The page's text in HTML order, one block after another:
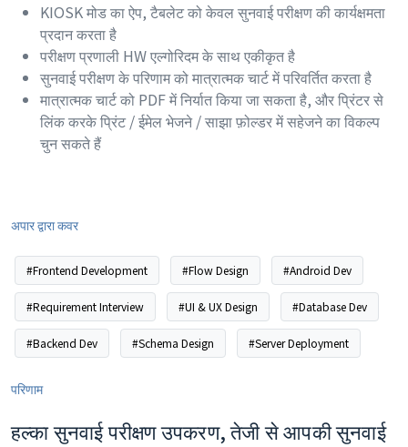
KIOSK मोड का ऐप, टैबलेट को केवल सुनवाई परीक्षण की कार्यक्षमता
प्रदान करता है
परीक्षण प्रणाली HW एल्गोरिदम के साथ एकीकृत है
सुनवाई परीक्षण के परिणाम को मात्रात्मक चार्ट में परिवर्तित करता है
मात्रात्मक चार्ट को PDF में निर्यात किया जा सकता है, और प्रिंटर से
लिंक करके प्रिंट / ईमेल भेजने / साझा फ़ोल्डर में सहेजने का विकल्प
चुन सकते हैं
अपार द्वारा कवर
#Frontend Development #Flow Design #Android Dev
#Requirement Interview #UI & UX Design #Database Dev
#Backend Dev #Schema Design #Server Deployment
परिणाम
हल्का सुनवाई परीक्षण उपकरण, तेजी से आपकी सुनवाई